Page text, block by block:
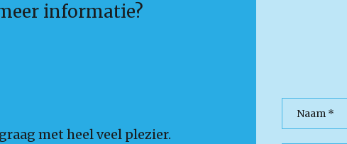
informatie?
met heel veel plezier.